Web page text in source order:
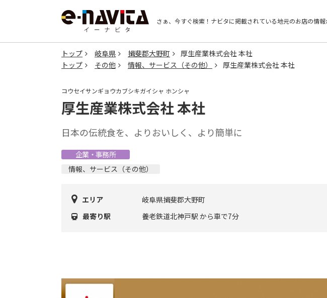
さぁ、今すぐ検索！ ナビタに掲載されている地元のお店の情報
トップ 岐阜県 揖斐郡大野町
厚生産業株式会社 本社
トップ
その他 情報、サービス（その他） 厚生産業株式会社 本社
コウセイサンギョウカブシキガイシャ ホンシャ
厚生産業株式会社 本社
日本の伝統食を、よりおいしく、より簡単に
企業・事務所
情報、サービス（その他）
エリア
岐阜県揖斐郡大野町
最寄り駅
養老鉄道北神戸駅 から車で7分